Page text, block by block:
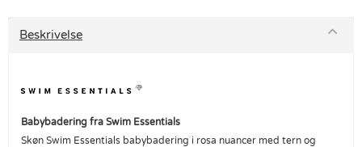
Beskrivelse
Babybadering fra Swim Essentials
Skøn Swim Essentials babybadering i rosa nuancer med tern og